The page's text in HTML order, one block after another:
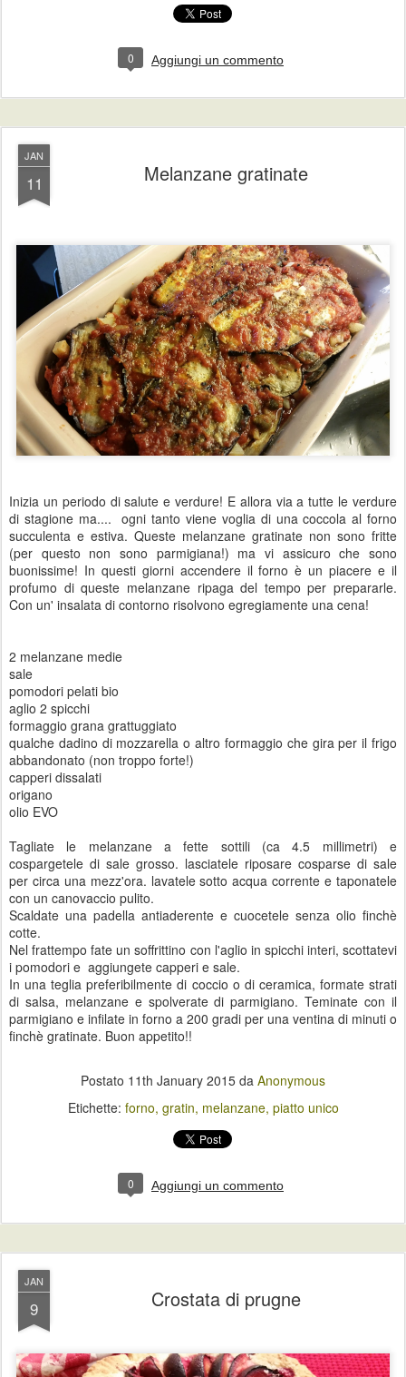
0 Aggiungi un commento
JAN
11 Melanzane gratinate
Inizia un periodo di salute e verdure! E allora via a tutte le verdure
di stagione ma.... ogni tanto viene voglia di una coccola al forno
succulenta e estiva. Queste melanzane gratinate non sono fritte
(per questo non sono parmigiana!) ma vi assicuro che sono
buonissime! In questi giorni accendere il forno è un piacere e il
profumo di queste melanzane ripaga del tempo per prepararle.
Con un' insalata di contorno risolvono egregiamente una cena!
2 melanzane medie
sale
pomodori pelati bio
aglio 2 spicchi
formaggio grana grattuggiato
qualche dadino di mozzarella o altro formaggio che gira per il frigo
abbandonato (non troppo forte!)
capperi dissalati
origano
olio EVO
Tagliate le melanzane a fette sottili (ca 4.5 millimetri) e
cospargetele di sale grosso. lasciatele riposare cosparse di sale
per circa una mezz'ora. lavatele sotto acqua corrente e taponatele
con un canovaccio pulito.
Scaldate una padella antiaderente e cuocetele senza olio finchè
cotte.
Nel frattempo fate un soffrittino con l'aglio in spicchi interi, scottatevi
i pomodori e aggiungete capperi e sale.
In una teglia preferibilmente di coccio o di ceramica, formate strati
di salsa, melanzane e spolverate di parmigiano. Teminate con il
parmigiano e infilate in forno a 200 gradi per una ventina di minuti o
finchè gratinate. Buon appetito!!
Postato 11th January 2015 da Anonymous
Etichette: forno gratin melanzane piatto unico
0 Aggiungi un commento
JAN
9 Crostata di prugne